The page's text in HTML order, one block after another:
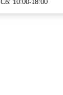
Сб: 10:00-18:00